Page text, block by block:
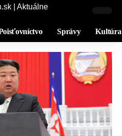
Správy Kultúra